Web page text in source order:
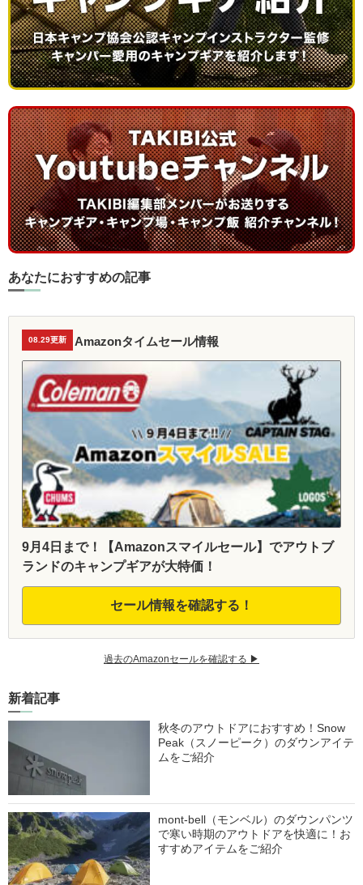
あなたにおすすめの記事
08.29更新 Amazonタイムセール情報
9月4日まで！【Amazonスマイルセール】でアウトブ
ランドのキャンプギアが大特価！
セール情報を確認する！
過去のAmazonセールを確認する ▶︎
新着記事
秋冬のアウトドアにおすすめ！Snow
Peak（スノーピーク）のダウンアイテ
ムをご紹介
mont-bell（モンベル）のダウンパンツ
で寒い時期のアウトドアを快適に！お
すすめアイテムをご紹介